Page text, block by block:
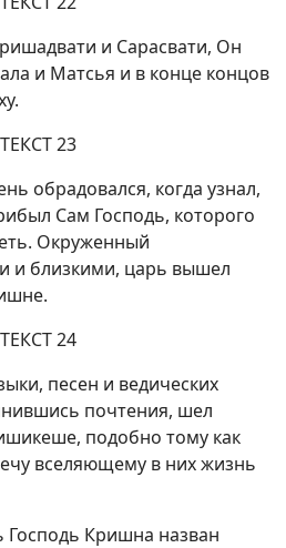
и Сарасвати, Он
и Матсья и в конце концов
ТЕКСТ 23
обрадовался, когда узнал,
Сам Господь, которого
Окруженный
и близкими, царь вышел
ТЕКСТ 24
песен и ведических
почтения, шел
подобно тому как
вселяющему в них жизнь
Кришна назван